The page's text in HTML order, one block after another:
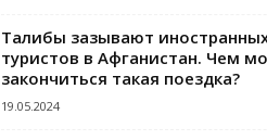
Талибы зазывают
туристов в Афганистан. Чем
закончиться такая поездка?
19.05.2024